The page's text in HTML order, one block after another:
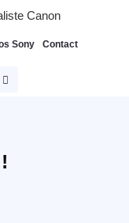
Canon
Sony Contact